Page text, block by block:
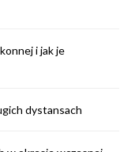
i jak je
dystansach